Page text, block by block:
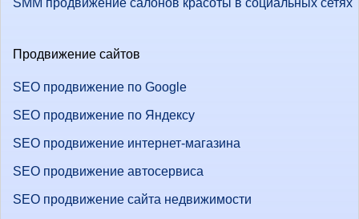
Продвижение сайтов
SEO продвижение по Google
SEO продвижение по Яндексу
SEO продвижение интернет-магазина
SEO продвижение автосервиса
SEO продвижение сайта недвижимости